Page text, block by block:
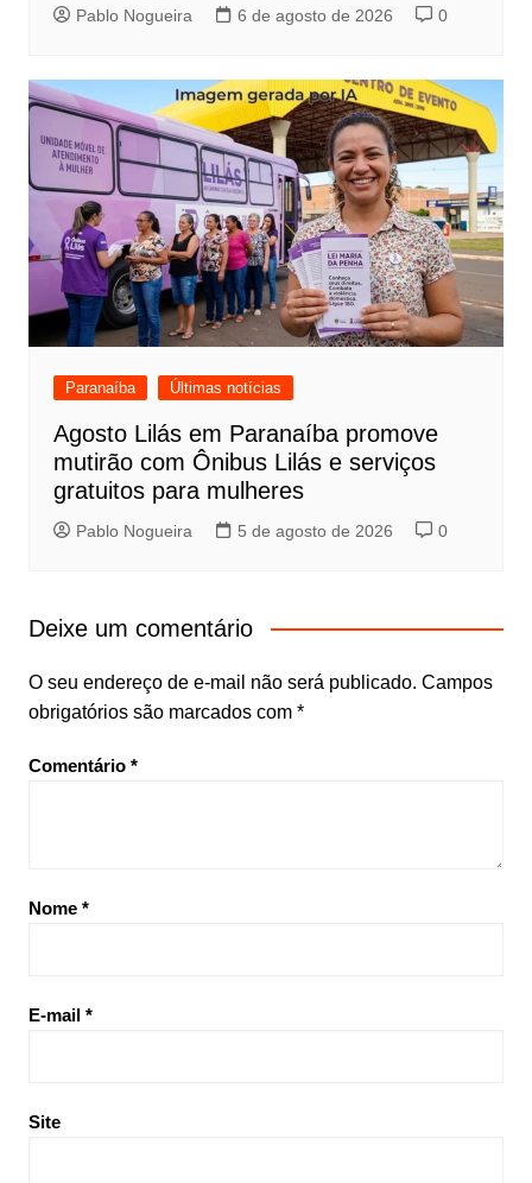
Pablo Nogueira 6 de agosto de 2026 0
Paranaíba Últimas notícias
Agosto Lilás em Paranaíba promove
mutirão com Ônibus Lilás e serviços
gratuitos para mulheres
Pablo Nogueira 5 de agosto de 2026 0
Deixe um comentário
O seu endereço de e-mail não será publicado. Campos
obrigatórios são marcados com *
Comentário *
Nome *
E-mail *
Site